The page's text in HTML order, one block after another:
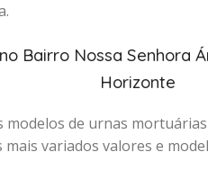
Bairro Nossa Senhora
Horizonte
de urnas
variados valores e